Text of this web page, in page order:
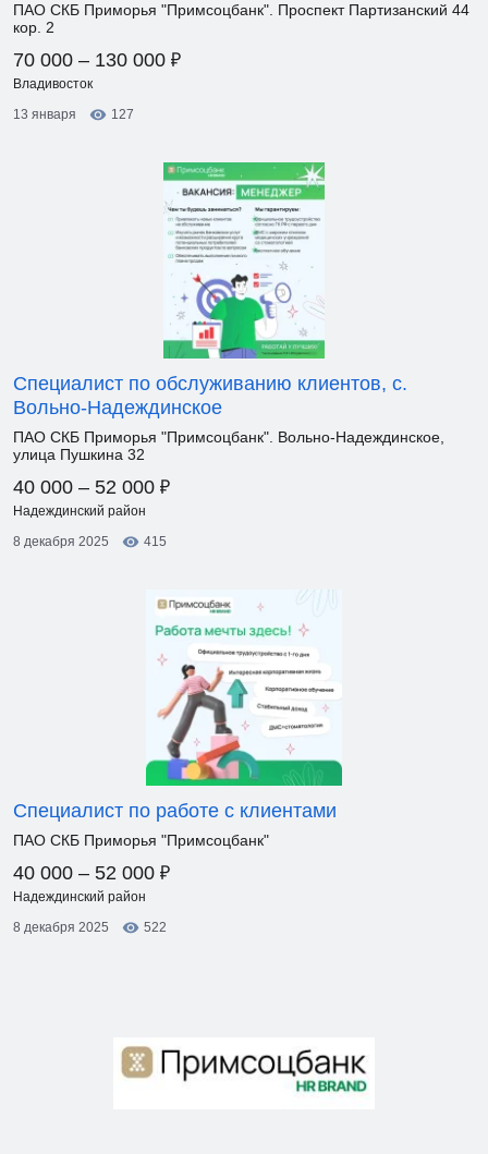
ПАО СКБ Приморья "Примсоцбанк". Проспект Партизанский 44
кор. 2
70 000 – 130 000 ₽
Владивосток
13 января
127
Специалист по обслуживанию клиентов, с.
Вольно-Надеждинское
ПАО СКБ Приморья "Примсоцбанк". Вольно-Надеждинское,
улица Пушкина 32
40 000 – 52 000 ₽
Надеждинский район
8 декабря 2025
415
Специалист по работе с клиентами
ПАО СКБ Приморья "Примсоцбанк"
40 000 – 52 000 ₽
Надеждинский район
8 декабря 2025
522